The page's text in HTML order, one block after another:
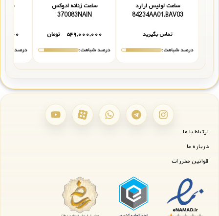
ساعت لوئیس ارارد
84234AA01.BAV03
تماس بگیرید
درصد شباهت:
ساعت زنانه ادوکس
370083NAIN
۵۴۹,۰۰۰,۰۰۰
تومان
درصد شباهت:
درصد
ارتباط با ما
درباره ما
قوانین مقررات